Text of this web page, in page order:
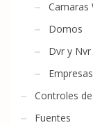
Camaras
Domos
Dvr y Nvr
Controles
Fuentes